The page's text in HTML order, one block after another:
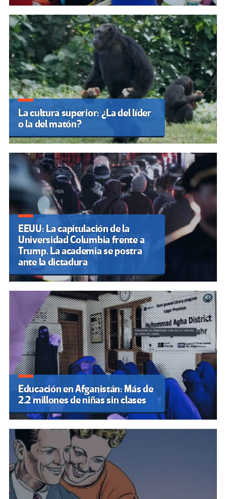
La cultura superior: ¿La del líder
o la del matón?
EEUU: La capitulación de la
Universidad Columbia frente a
Trump. La academia se postra
ante la dictadura
Educación en Afganistán: Más de
2.2 millones de niñas sin clases